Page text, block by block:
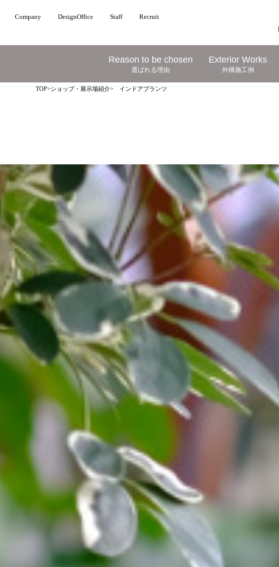
Company DesignOffice Staff Recruit
Reason to be chosen
選ばれる理由
Exterior Works
外構施工例
TOP>ショップ・展示場紹介> インドアプランツ